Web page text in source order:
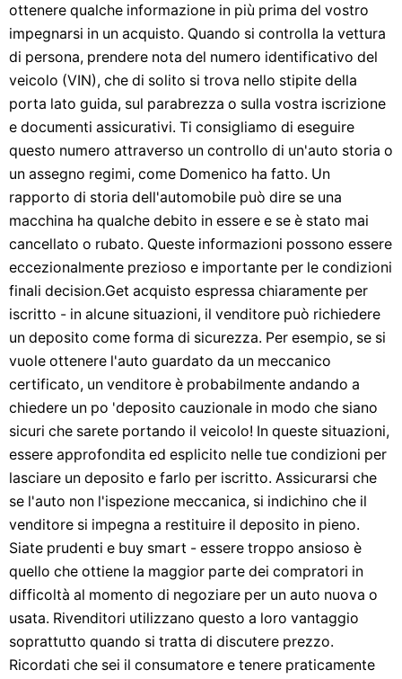
ottenere qualche informazione in più prima del vostro
impegnarsi in un acquisto. Quando si controlla la vettura
di persona, prendere nota del numero identificativo del
veicolo (VIN), che di solito si trova nello stipite della
porta lato guida, sul parabrezza o sulla vostra iscrizione
e documenti assicurativi. Ti consigliamo di eseguire
questo numero attraverso un controllo di un'auto storia o
un assegno regimi, come Domenico ha fatto. Un
rapporto di storia dell'automobile può dire se una
macchina ha qualche debito in essere e se è stato mai
cancellato o rubato. Queste informazioni possono essere
eccezionalmente prezioso e importante per le condizioni
finali decision.Get acquisto espressa chiaramente per
iscritto - in alcune situazioni, il venditore può richiedere
un deposito come forma di sicurezza. Per esempio, se si
vuole ottenere l'auto guardato da un meccanico
certificato, un venditore è probabilmente andando a
chiedere un po 'deposito cauzionale in modo che siano
sicuri che sarete portando il veicolo! In queste situazioni,
essere approfondita ed esplicito nelle tue condizioni per
lasciare un deposito e farlo per iscritto. Assicurarsi che
se l'auto non l'ispezione meccanica, si indichino che il
venditore si impegna a restituire il deposito in pieno.
Siate prudenti e buy smart - essere troppo ansioso è
quello che ottiene la maggior parte dei compratori in
difficoltà al momento di negoziare per un auto nuova o
usata. Rivenditori utilizzano questo a loro vantaggio
soprattutto quando si tratta di discutere prezzo.
Ricordati che sei il consumatore e tenere praticamente